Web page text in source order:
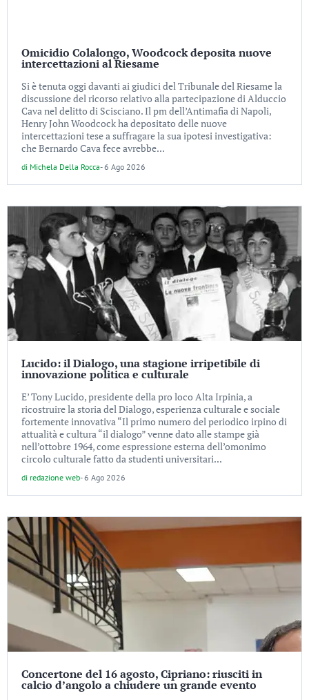
Omicidio Colalongo, Woodcock deposita nuove
intercettazioni al Riesame
Si è tenuta oggi davanti ai giudici del Tribunale del Riesame la
discussione del ricorso relativo alla partecipazione di Alduccio
Cava nel delitto di Scisciano. Il pm dell’Antimafia di Napoli,
Henry John Woodcock ha depositato delle nuove
intercettazioni tese a suffragare la sua ipotesi investigativa:
che Bernardo Cava fece avrebbe...
di Michela Della Rocca-6 Ago 2026
Lucido: il Dialogo, una stagione irripetibile di
innovazione politica e culturale
E’ Tony Lucido, presidente della pro loco Alta Irpinia, a
ricostruire la storia del Dialogo, esperienza culturale e sociale
fortemente innovativa “Il primo numero del periodico irpino di
attualità e cultura “il dialogo” venne dato alle stampe già
nell’ottobre 1964, come espressione esterna dell’omonimo
circolo culturale fatto da studenti universitari...
di redazione web-6 Ago 2026
Concertone del 16 agosto, Cipriano: riusciti in
calcio d’angolo a chiudere un grande evento